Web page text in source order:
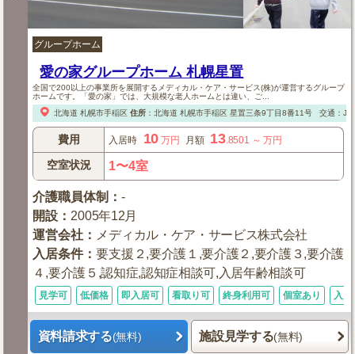
グループホーム
愛の家グループホーム 札幌星置
全国で200以上の事業所を展開するメディカル・ケア・サービス(株)が運営するグループ
ホームです。「愛の家」では、大規模な老人ホームとは違い、ご...
北海道 札幌市手稲区 住所： 北海道 札幌市手稲区星置三条9丁目8番11号 交通：JR
費用 入居時 10 万円 月額 13.8501 ～万円
空室状況 1〜4室
介護職員体制 ：-
開設 ： 2005年12月
運営会社 ： メディカル・ケア・サービス株式会社
入居条件：要支援２,要介護１,要介護２,要介護３,要介護
４,要介護５,認知症,認知症相談可,入居年齢相談可
見学可 低価格 即入居可 看取り可 終身利用可 個室あり 入居
資料請求する(無料) 施設見学する(無料)